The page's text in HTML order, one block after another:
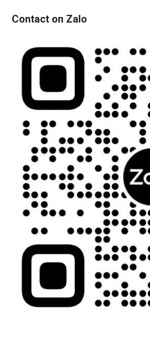
Contact on Zalo